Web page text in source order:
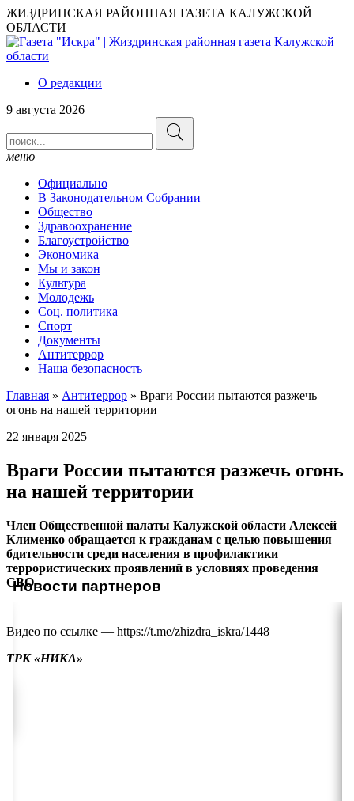
ЖИЗДРИНСКАЯ РАЙОННАЯ ГАЗЕТА КАЛУЖСКОЙ
ОБЛАСТИ
О редакции
9 августа 2026
меню
Официально
В Законодательном Собрании
Общество
Здравоохранение
Благоустройство
Экономика
Мы и закон
Культура
Молодежь
Соц. политика
Спорт
Документы
Антитеррор
Наша безопасность
Главная » Антитеррор » Враги России пытаются разжечь
огонь на нашей территории
22 января 2025
Враги России пытаются разжечь огонь
на нашей территории
Член Общественной палаты Калужской области Алексей
Клименко обращается к гражданам с целью повышения
бдительности среди населения в профилактики
террористических проявлений в условиях проведения
СВО.
Видео по ссылке — https://t.me/zhizdra_iskra/1448
ТРК «НИКА»
Новости партнеров